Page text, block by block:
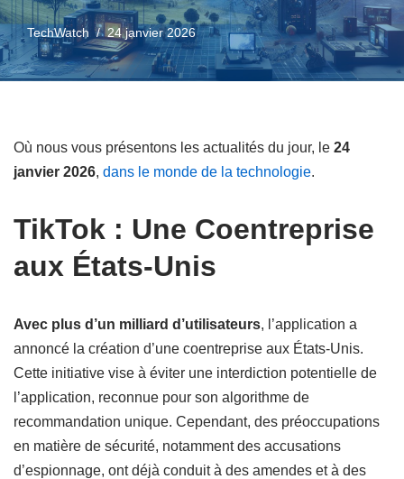
TechWatch 24 janvier 2026
Où nous vous présentons les actualités du jour, le 24
janvier 2026, dans le monde de la technologie.
TikTok : Une Coentreprise
aux États-Unis
Avec plus d’un milliard d’utilisateurs, l’application a
annoncé la création d’une coentreprise aux États-Unis.
Cette initiative vise à éviter une interdiction potentielle de
l’application, reconnue pour son algorithme de
recommandation unique. Cependant, des préoccupations
en matière de sécurité, notamment des accusations
d’espionnage, ont déjà conduit à des amendes et à des